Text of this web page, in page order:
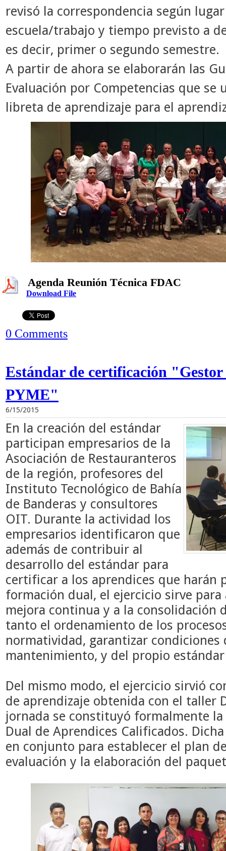
revisó la correspondencia según
escuela/trabajo y tiempo previsto a
es decir, primer o segundo semestre.
A partir de ahora se elaborarán las
Evaluación por Competencias que se
libreta de aprendizaje para el
Agenda Reunión Técnica FDAC
Download File
0 Comments
Estándar de certificación "Gestor
PYME"
6/15/2015
En la creación del estándar
participan empresarios de la
Asociación de Restauranteros
de la región, profesores del
Instituto Tecnológico de Bahía
de Banderas y consultores
OIT. Durante la actividad los
empresarios identificaron que
además de contribuir al
desarrollo del estándar para
certificar a los aprendices que harán
formación dual, el ejercicio sirve para
mejora continua y a la consolidación
tanto el ordenamiento de los
normatividad, garantizar condiciones
mantenimiento, y del propio
Del mismo modo, el ejercicio sirvió
de aprendizaje obtenida con el taller
jornada se constituyó formalmente
Dual de Aprendices Calificados.
en conjunto para establecer el plan
evaluación y la elaboración del